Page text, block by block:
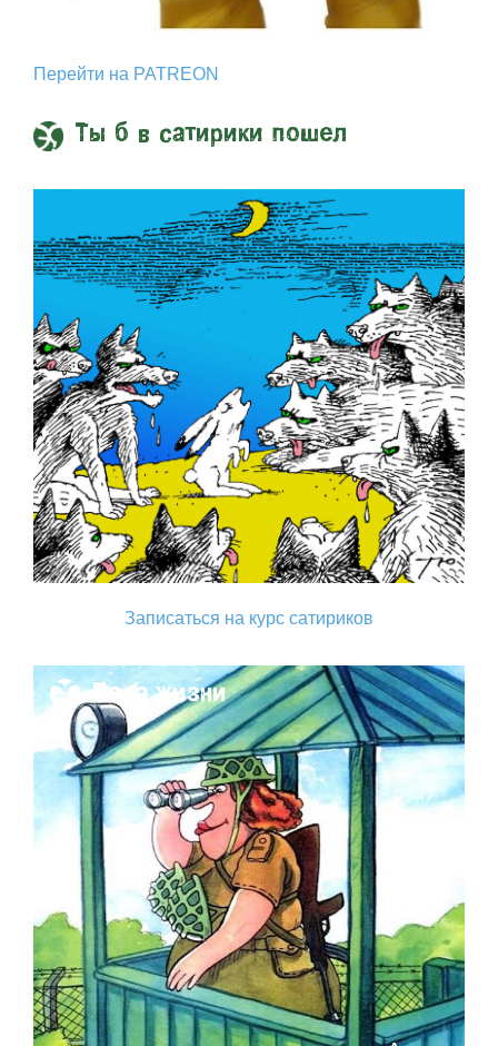
Перейти на PATREON
Ты б в сатирики пошел
Записаться на курс сатириков
Поза жизни